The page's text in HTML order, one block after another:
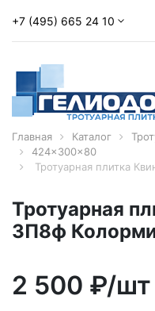
+7 (495) 665 24 10
Главная Каталог
424x300x80
Тротуарная плитка
Тротуарная
3П8ф
2 500 ₽/шт